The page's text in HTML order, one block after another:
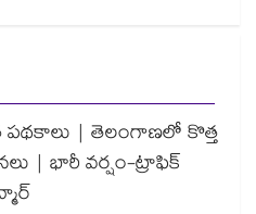
పథకాలు | తెలంగాణలో కొత్త
| భారీ వర్షం-ట్రాఫిక్